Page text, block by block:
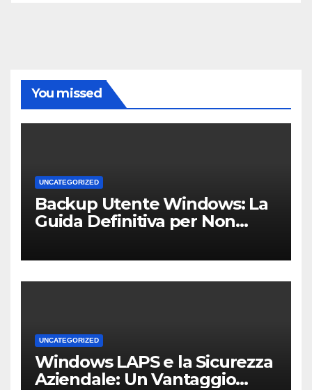
You missed
UNCATEGORIZED
Backup Utente Windows: La
Guida Definitiva per Non
Casa o dell’Ufficio
UNCATEGORIZED
Windows LAPS e la Sicurezza
Aziendale: Un Vantaggio